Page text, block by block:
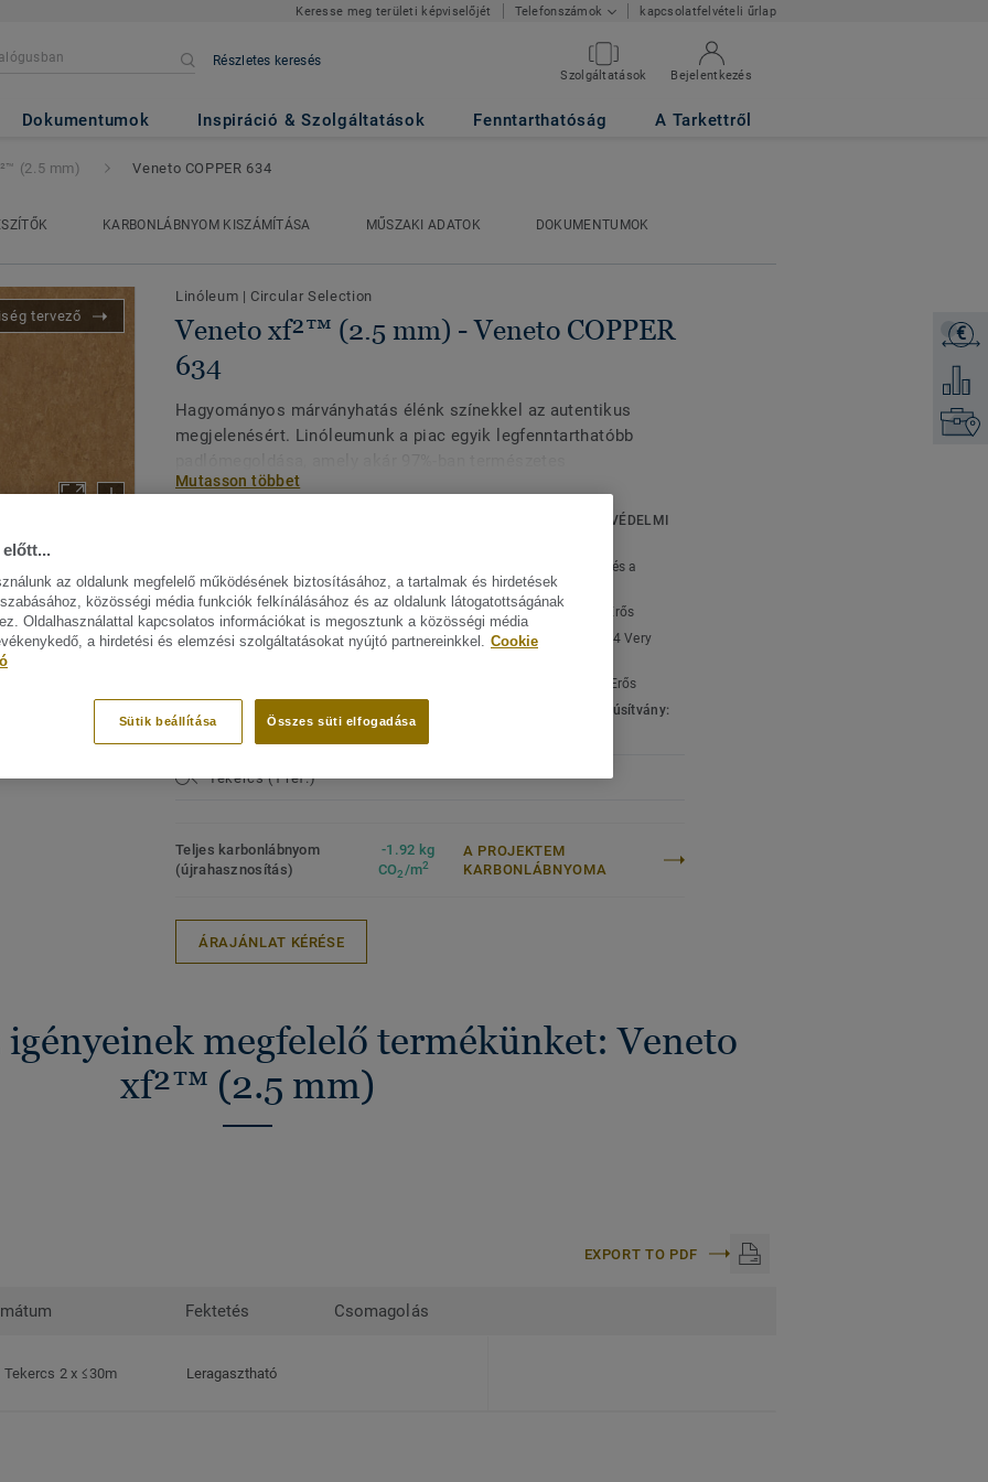
Keresse meg területi képviselőjét Telefonszámok kapcsolatfelvételi űrlap
Részletes keresés
Szolgáltatások Bejelentkezés
Dokumentumok Inspiráció & Szolgáltatások Fenntarthatóság A Tarkettről
- Veneto COPPER 634
€
(2.5 mm) Veneto COPPER 634
KARBONLÁBNYOM KISZÁMÍTÁSA MŰSZAKI ADATOK
DOKUMENTUMOK
tervező
megtekitése. (41)
Linóleum | Circular Selection
Veneto xf²™ (2.5 mm) - Veneto COPPER
634
Hagyományos márványhatás élénk színekkel az autentikus
megjelenésért. Linóleumunk a piac egyik legfenntarthatóbb
alapanyagokból készül. Egyedi xf² felületvédelemmel kezelve a
Ez a kollekció a Circular Selection kínálatunk része.
Mutasson többet
MŰSZAKI ÉS KÖRNYEZETVÉDELMI
Mintázatlan és a
mintázott linóleum
Lakossági besorolás:
23 Erős
Kereskedelmi besorolás:
34 Very
43 Erős
Minőségi & környezeti tanúsítvány:
Tekercs (1 ref.)
Teljes karbonlábnyom
(újrahasznosítás)
-1.92 kg
CO2/m2
A PROJEKTEM
KARBONLÁBNYOMA
ÁRAJÁNLAT KÉRÉSE
igényeinek megfelelő termékünket: Veneto
xf²™ (2.5 mm)
EXPORT TO PDF
Fektetés Csomagolás
Tekercs 2 x ≤30m Leragasztható
előtt...
az oldalunk megfelelő működésének biztosításához, a tartalmak és hirdetések
közösségi média funkciók felkínálásához és az oldalunk látogatottságának
Oldalhasználattal kapcsolatos információkat is megosztunk a közösségi média
a hirdetési és elemzési szolgáltatásokat nyújtó partnereinkkel. Cookie
Összes süti elfogadása
Sütik beállítása